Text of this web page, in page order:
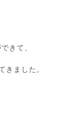
きて、
きました。